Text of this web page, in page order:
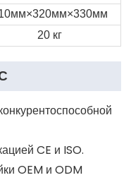
20 кг
CE и ISO.
OEM и ODM